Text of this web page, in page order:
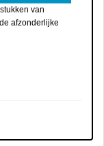
van
afzonderlijke